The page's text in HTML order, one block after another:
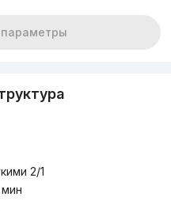
параметры
2/1